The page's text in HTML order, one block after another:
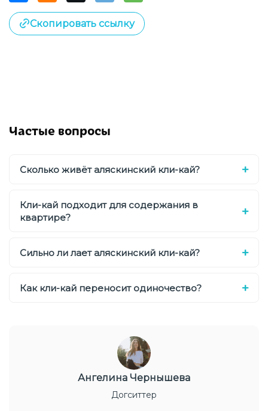
Скопировать ссылку
Частые вопросы
Сколько живёт аляскинский кли-кай?
Кли-кай подходит для содержания в
квартире?
Сильно ли лает аляскинский кли-кай?
Как кли-кай переносит одиночество?
Ангелина Чернышева
Догситтер